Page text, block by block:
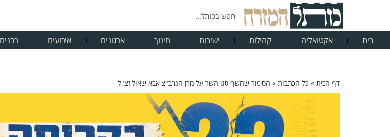
בית אקטואליה קהילות ישיבות חינוך ארגונים אירועים רבנים
דף הבית » כל הכתבות » הסיפור שחשף סגן השר על מרן הגרב"צ אבא שאול זצ"ל